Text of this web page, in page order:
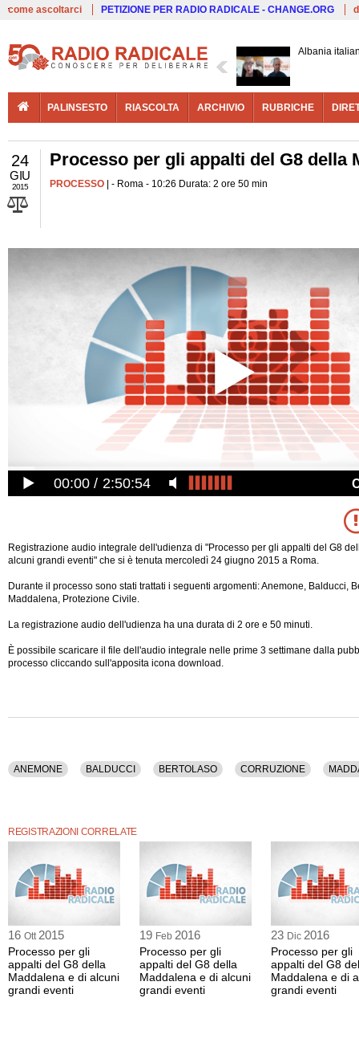
come ascoltarci PETIZIONE PER RADIO RADICALE - CHANGE.ORG
Albania
PALINSESTO RIASCOLTA ARCHIVIO RUBRICHE
24
GIU
2015
Processo per gli appalti del G8 della
PROCESSO | - Roma - 10:26 Durata: 2 ore 50 min
00:00 2:50:54
Registrazione audio integrale dell'udienza di "Processo per gli appalti del G8
alcuni grandi eventi" che si è tenuta mercoledì 24 giugno 2015 a Roma.
Durante il processo sono stati trattati i seguenti argomenti: Anemone, Balducci,
Maddalena, Protezione Civile.
La registrazione audio dell'udienza ha una durata di 2 ore e 50 minuti.
È possibile scaricare il file dell'audio integrale nelle prime 3 settimane dalla
processo cliccando sull'apposita icona download.
ANEMONE BALDUCCI BERTOLASO CORRUZIONE
REGISTRAZIONI CORRELATE
16 Ott 2015
Processo per gli
appalti del G8 della
Maddalena e di alcuni
grandi eventi
19 Feb 2016
Processo per gli
appalti del G8 della
Maddalena e di alcuni
grandi eventi
23 Dic 2016
Processo per gli
appalti del G8
Maddalena e di
grandi eventi